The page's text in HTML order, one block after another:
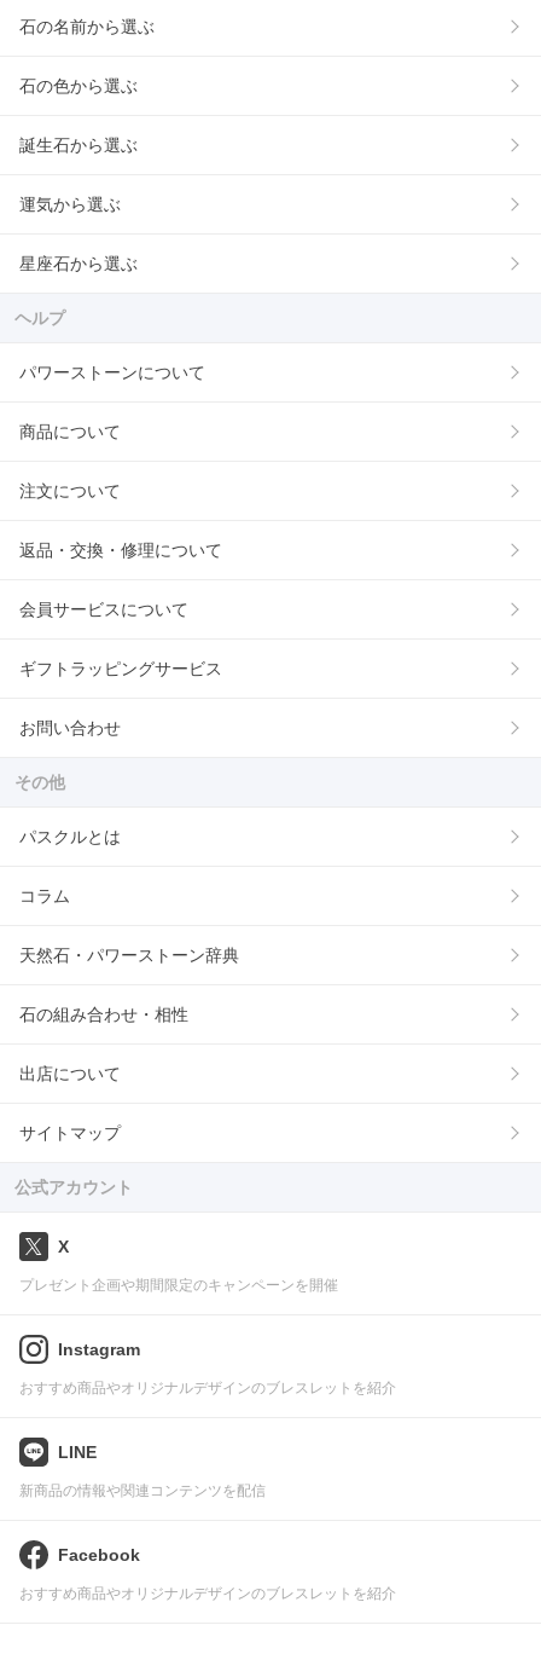
石の名前から選ぶ
石の色から選ぶ
誕生石から選ぶ
運気から選ぶ
星座石から選ぶ
ヘルプ
パワーストーンについて
商品について
注文について
返品・交換・修理について
会員サービスについて
ギフトラッピングサービス
お問い合わせ
その他
パスクルとは
コラム
天然石・パワーストーン辞典
石の組み合わせ・相性
出店について
サイトマップ
公式アカウント
X
プレゼント企画や期間限定のキャンペーンを開催
Instagram
おすすめ商品やオリジナルデザインのブレスレットを紹介
LINE
新商品の情報や関連コンテンツを配信
Facebook
おすすめ商品やオリジナルデザインのブレスレットを紹介